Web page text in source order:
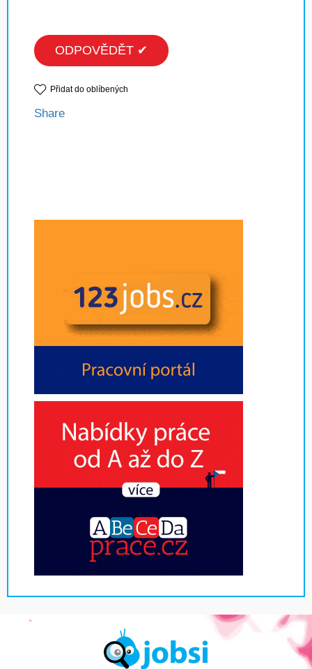
ODPOVĚDĚT ✔
Přidat do oblíbených
Share